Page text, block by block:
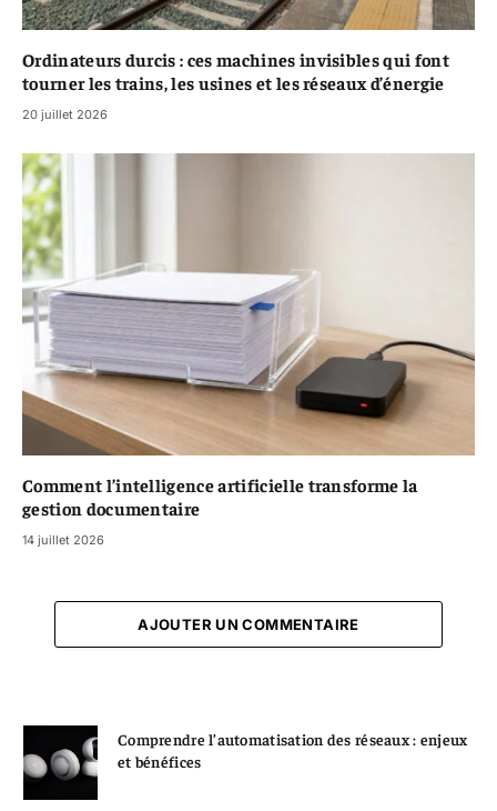
Ordinateurs durcis : ces machines invisibles qui font
tourner les trains, les usines et les réseaux d’énergie
20 juillet 2026
Comment l’intelligence artificielle transforme la
gestion documentaire
14 juillet 2026
AJOUTER UN COMMENTAIRE
Comprendre l’automatisation des réseaux : enjeux
et bénéfices